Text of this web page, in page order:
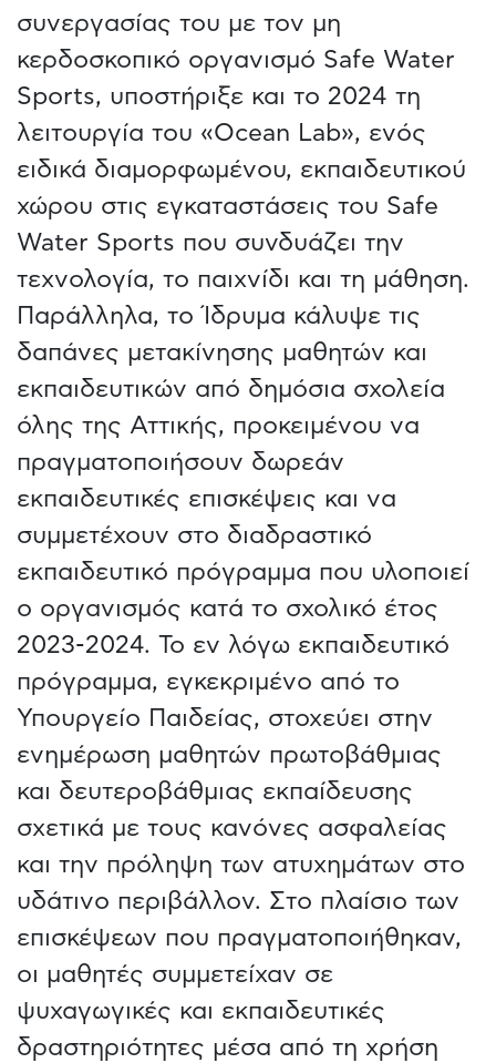
συνεργασίας του με τον μη
κερδοσκοπικό οργανισμό Safe Water
Sports, υποστήριξε και το 2024 τη
λειτουργία του «Ocean Lab», ενός
ειδικά διαμορφωμένου, εκπαιδευτικού
χώρου στις εγκαταστάσεις του Safe
Water Sports που συνδυάζει την
τεχνολογία, το παιχνίδι και τη μάθηση.
Παράλληλα, το Ίδρυμα κάλυψε τις
δαπάνες μετακίνησης μαθητών και
εκπαιδευτικών από δημόσια σχολεία
όλης της Αττικής, προκειμένου να
πραγματοποιήσουν δωρεάν
εκπαιδευτικές επισκέψεις και να
συμμετέχουν στο διαδραστικό
εκπαιδευτικό πρόγραμμα που υλοποιεί
ο οργανισμός κατά το σχολικό έτος
2023-2024. Το εν λόγω εκπαιδευτικό
πρόγραμμα, εγκεκριμένο από το
Υπουργείο Παιδείας, στοχεύει στην
ενημέρωση μαθητών πρωτοβάθμιας
και δευτεροβάθμιας εκπαίδευσης
σχετικά με τους κανόνες ασφαλείας
και την πρόληψη των ατυχημάτων στο
υδάτινο περιβάλλον. Στο πλαίσιο των
επισκέψεων που πραγματοποιήθηκαν,
οι μαθητές συμμετείχαν σε
ψυχαγωγικές και εκπαιδευτικές
δραστηριότητες μέσα από τη χρήση